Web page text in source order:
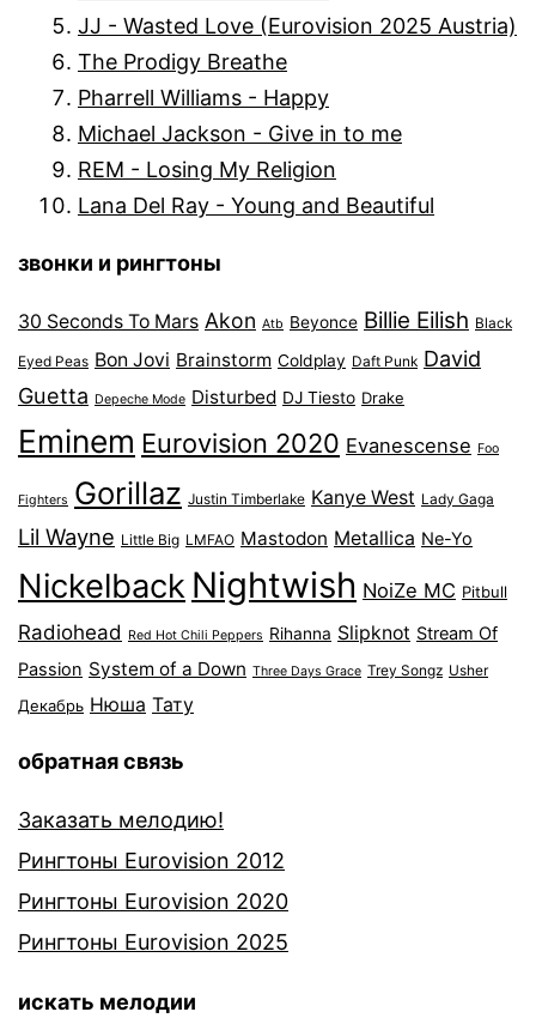
JJ - Wasted Love (Eurovision 2025 Austria)
The Prodigy Breathe
Pharrell Williams - Happy
Michael Jackson - Give in to me
REM - Losing My Religion
Lana Del Ray - Young and Beautiful
звонки и рингтоны
30 Seconds To Mars Akon Atb Beyonce Billie Eilish Black
Eyed Peas Bon Jovi Brainstorm Coldplay Daft Punk David
Guetta Depeche Mode Disturbed DJ Tiesto Drake
Eminem Eurovision 2020 Evanescense Foo
Fighters Gorillaz Justin Timberlake Kanye West Lady Gaga
Lil Wayne Little Big LMFAO Mastodon Metallica Ne-Yo
Nickelback Nightwish NoiZe MC Pitbull
Radiohead Red Hot Chili Peppers Rihanna Slipknot Stream Of
Passion System of a Down Three Days Grace Trey Songz Usher
Декабрь Нюша Тату
обратная связь
Заказать мелодию!
Рингтоны Eurovision 2012
Рингтоны Eurovision 2020
Рингтоны Eurovision 2025
искать мелодии